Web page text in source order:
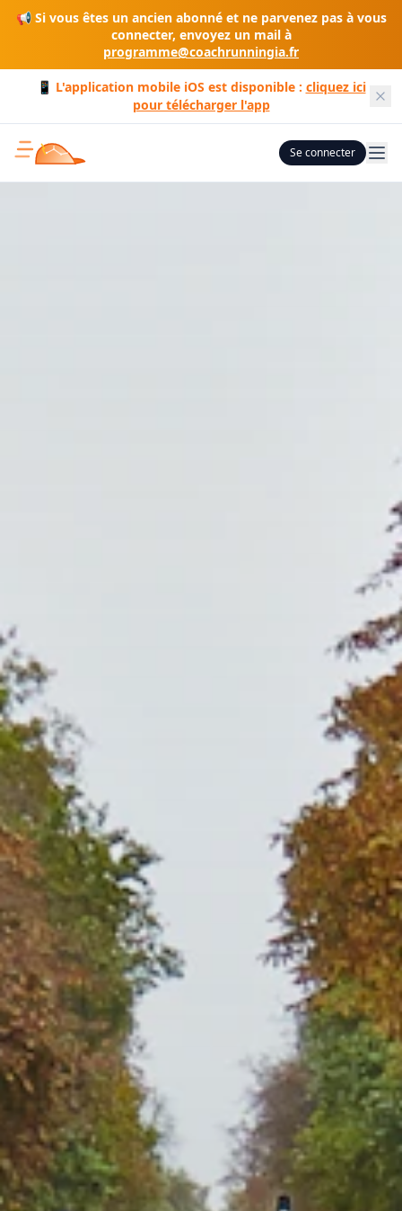
📢 Si vous êtes un ancien abonné et ne parvenez pas à vous
connecter, envoyez un mail à
programme@coachrunningia.fr
📱 L'application mobile iOS est disponible : cliquez ici
pour télécharger l'app
Se connecter